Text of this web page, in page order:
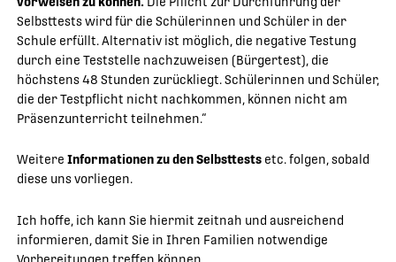
Selbsttests wird für die Schülerinnen und Schüler in der
Schule erfüllt. Alternativ ist möglich, die negative Testung
durch eine Teststelle nachzuweisen (Bürgertest), die
höchstens 48 Stunden zurückliegt. Schülerinnen und Schüler,
die der Testpflicht nicht nachkommen, können nicht am
Präsenzunterricht teilnehmen.“
Weitere Informationen zu den Selbsttestsetc. folgen, sobald
diese uns vorliegen.
Ich hoffe, ich kann Sie hiermit zeitnah und ausreichend
informieren, damit Sie in Ihren Familien notwendige